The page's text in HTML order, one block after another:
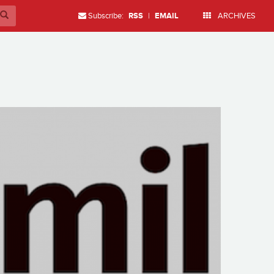
Subscribe: RSS | EMAIL ARCHIVES